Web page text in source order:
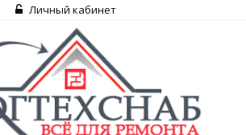
Личный кабинет